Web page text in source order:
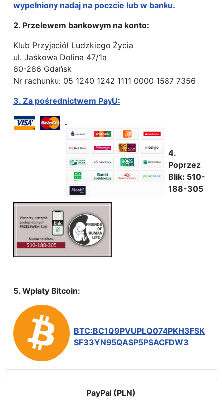
wypełniony nadaj na poczcie lub w banku.
2. Przelewem bankowym na konto:
Klub Przyjaciół Ludzkiego Życia
ul. Jaśkowa Dolina 47/1a
80-286 Gdańsk
Nr rachunku: 05 1240 1242 1111 0000 1587 7356
3. Za pośrednictwem PayU:
4.
Poprzez
Blik: 510-
188-305
5. Wpłaty Bitcoin:
BTC:BC1Q9PVUPLQ074PKH3FSK
SF33YN95QASP5PSACFDW3
PayPal (PLN)